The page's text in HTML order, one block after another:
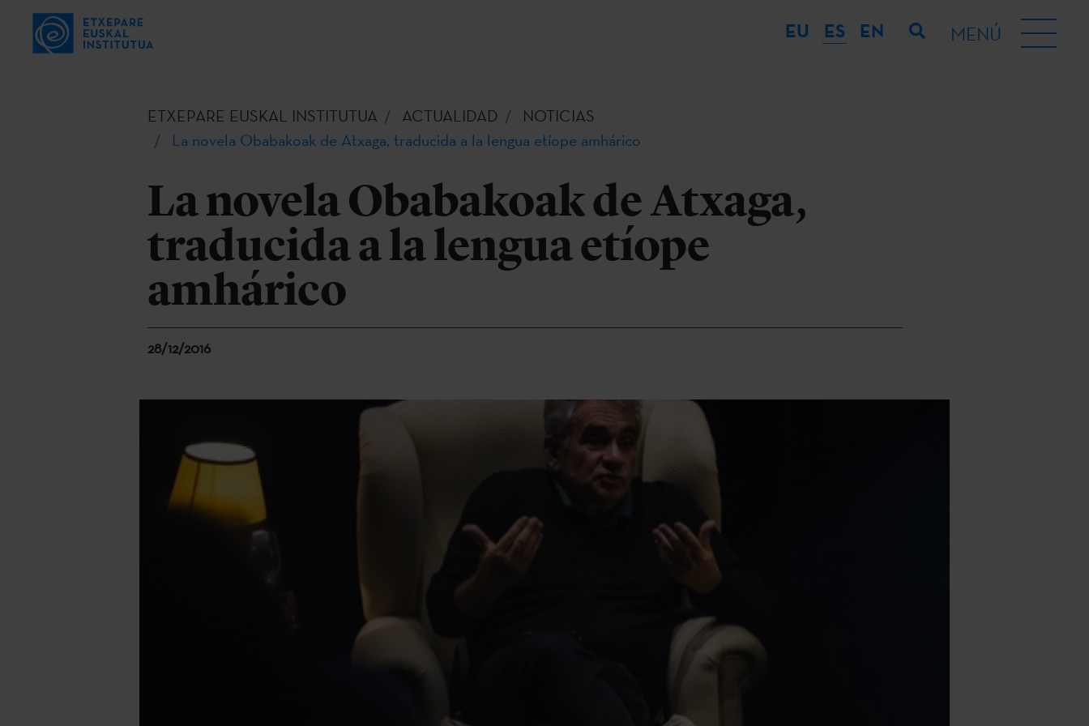
EU ES EN MENÚ
ETXEPARE EUSKAL INSTITUTUA ACTUALIDAD
NOTICIAS
La novela Obabakoak de Atxaga, traducida a la lengua etíope amhárico
La novela Obabakoak de Atxaga,
traducida a la lengua etíope
amhárico
28/12/2016